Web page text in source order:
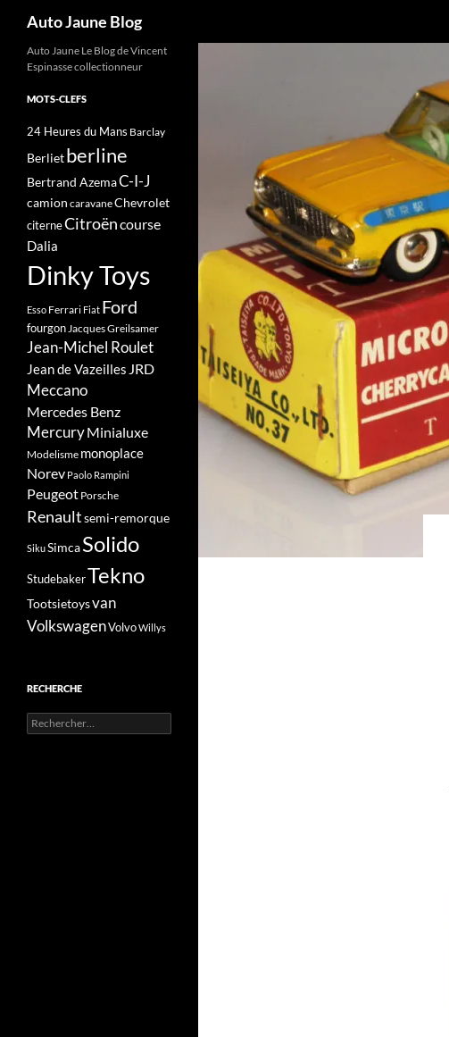
Auto Jaune Blog
Auto Jaune Le Blog de Vincent
Espinasse collectionneur
MOTS-CLEFS
24 Heures du Mans Barclay
Berlietberline
Bertrand AzemaC-I-J
camion caravaneChevrolet
citerneCitroëncourse
Dalia
Dinky Toys
Esso Ferrari Fiat Ford
fourgonJacques Greilsamer
Jean-Michel Roulet
Jean de Vazeilles JRD
Meccano
Mercedes Benz
MercuryMinialuxe
Modelisme monoplace
Norev Paolo Rampini
Peugeot Porsche
Renaultsemi-remorque
SikuSimcaSolido
StudebakerTekno
Tootsietoysvan
VolkswagenVolvoWillys
RECHERCHE
Rechercher :